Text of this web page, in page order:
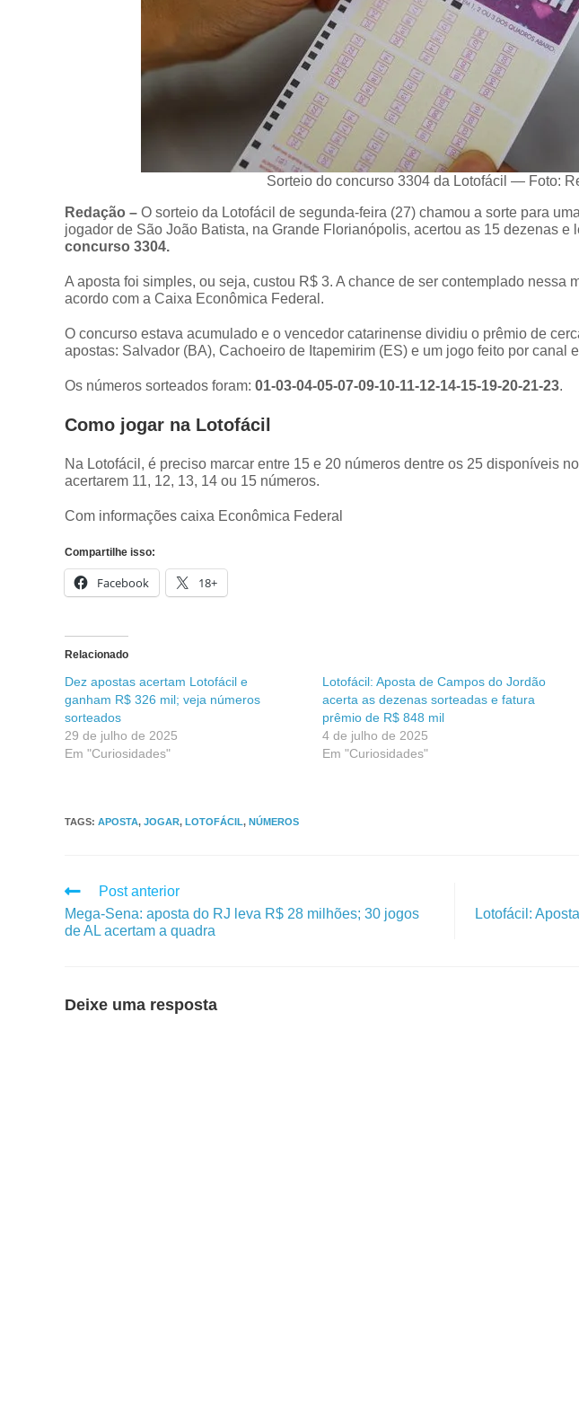
Sorteio do concurso 3304 da Lotofácil — Foto:
Redação – O sorteio da Lotofácil de segunda-feira (27) chamou a sorte para
jogador de São João Batista, na Grande Florianópolis, acertou as 15 dezenas e
concurso 3304.
A aposta foi simples, ou seja, custou R$ 3. A chance de ser contemplado nessa
acordo com a Caixa Econômica Federal.
O concurso estava acumulado e o vencedor catarinense dividiu o prêmio de
apostas: Salvador (BA), Cachoeiro de Itapemirim (ES) e um jogo feito por canal
Os números sorteados foram: 01-03-04-05-07-09-10-11-12-14-15-19-20-21-23.
Como jogar na Lotofácil
Na Lotofácil, é preciso marcar entre 15 e 20 números dentre os 25 disponíveis
acertarem 11, 12, 13, 14 ou 15 números.
Com informações caixa Econômica Federal
Compartilhe isso:
Facebook 18+
Relacionado
Dez apostas acertam Lotofácil e
ganham R$ 326 mil; veja números
sorteados
29 de julho de 2025
Em "Curiosidades"
Lotofácil: Aposta de Campos do Jordão
acerta as dezenas sorteadas e fatura
prêmio de R$ 848 mil
4 de julho de 2025
Em "Curiosidades"
TAGS: APOSTA, JOGAR, LOTOFÁCIL, NÚMEROS
Post anterior
Mega-Sena: aposta do RJ leva R$ 28 milhões; 30 jogos
de AL acertam a quadra
Lotofácil:
Deixe uma resposta